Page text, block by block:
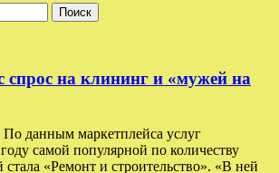
спрос на клининг и «мужей на
данным маркетплейса услуг
самой популярной по количеству
стала «Ремонт и строительство». «В ней